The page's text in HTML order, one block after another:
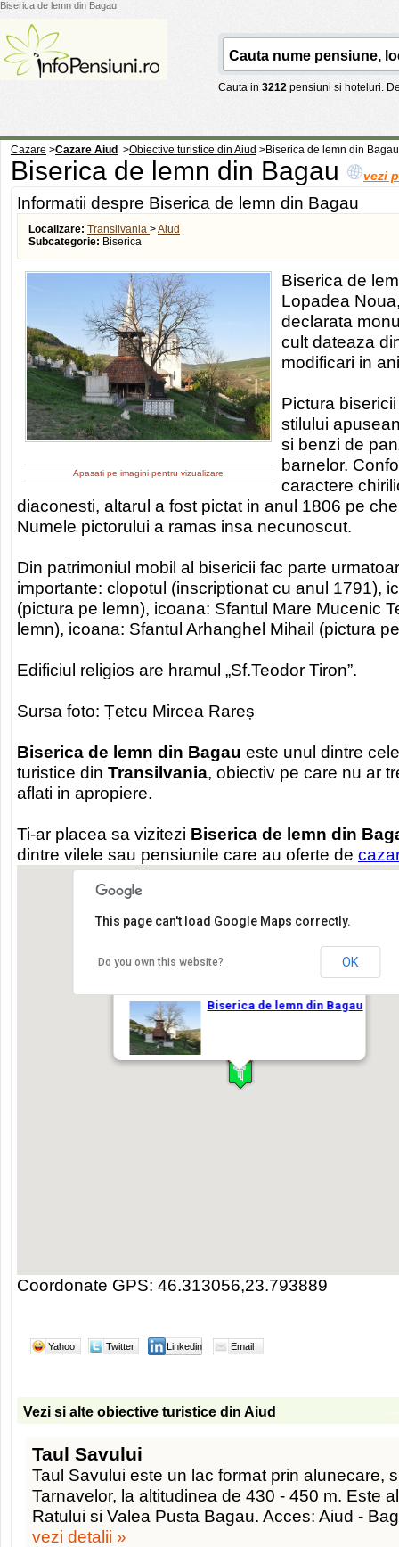
Biserica de lemn din Bagau
Cauta in 3212 pensiuni si hoteluri.
Cazare >Cazare Aiud >Obiective turistice din Aiud >Biserica de lemn din Bagau
Biserica de lemn din Bagau vezi
Informatii despre Biserica de lemn din Bagau
Localizare: Transilvania >Aiud
Subcategorie: Biserica
Apasati pe imagini pentru vizualizare
Biserica de
Lopadea
declarata
cult dateaza
modificari in
Pictura
stilului
si benzi de
barnelor.
caractere
diaconesti, altarul a fost pictat in anul 1806 pe
Numele pictorului a ramas insa necunoscut.
Din patrimoniul mobil al bisericii fac parte
importante: clopotul (inscriptionat cu anul 1791),
(pictura pe lemn), icoana: Sfantul Mare Mucenic
lemn), icoana: Sfantul Arhanghel Mihail (pictura
Edificiul religios are hramul „Sf.Teodor Tiron”.
Sursa foto: Țetcu Mircea Rareș
Biserica de lemn din Bagau este unul dintre
turistice din Transilvania, obiectiv pe care nu ar
aflati in apropiere.
Ti-ar placea sa vizitezi Biserica de lemn din
dintre vilele sau pensiunile care au oferte de
Coordonate GPS: 46.313056,23.793889
Yahoo Twitter Linkedin Email
Vezi si alte obiective turistice din Aiud
Taul Savului
Taul Savului este un lac format prin alunecare,
Tarnavelor, la altitudinea de 430 - 450 m. Este
Ratului si Valea Pusta Bagau. Acces: Aiud -
vezi detalii »